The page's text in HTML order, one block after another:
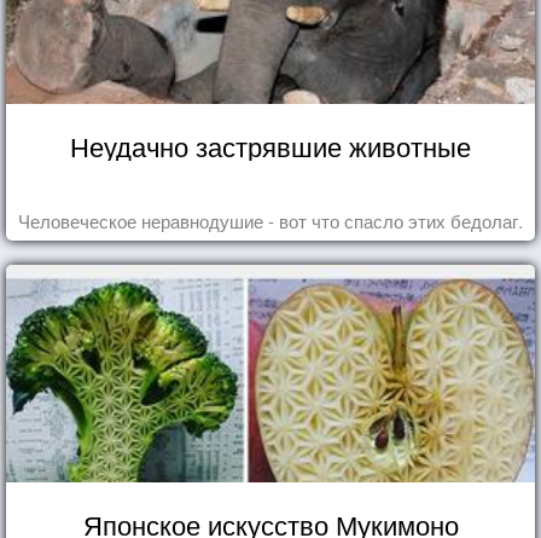
Неудачно застрявшие животные
Человеческое неравнодушие - вот что спасло этих бедолаг.
Японское искусство Мукимоно